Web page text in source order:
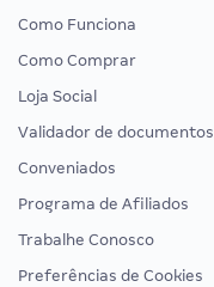
Como Funciona
Como Comprar
Loja Social
Validador de documentos
Conveniados
Programa de Afiliados
Trabalhe Conosco
Preferências de Cookies